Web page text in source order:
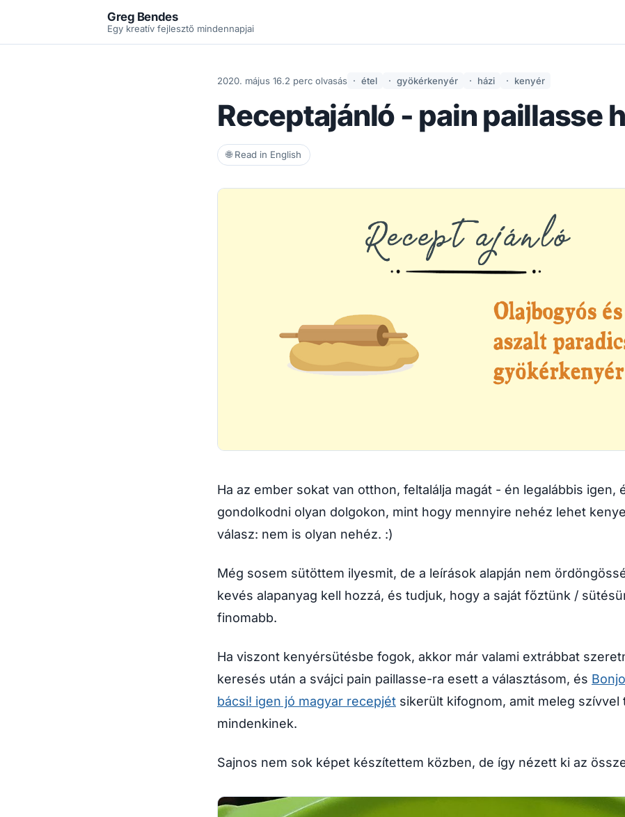
Greg Bendes
Egy kreatív fejlesztő mindennapjai
2020. május 16.2 perc olvasás étel gyökérkenyér házi kenyér
Receptajánló - pain paillasse
🌐 Read in English
Ha az ember sokat van otthon, feltalálja magát - én legalábbis igen,
gondolkodni olyan dolgokon, mint hogy mennyire nehéz lehet
válasz: nem is olyan nehéz. :)
Még sosem sütöttem ilyesmit, de a leírások alapján nem
kevés alapanyag kell hozzá, és tudjuk, hogy a saját főztünk /
finomabb.
Ha viszont kenyérsütésbe fogok, akkor már valami extrábbat
keresés után a svájci pain paillasse-ra esett a választásom, és
bácsi! igen jó magyar recepjét sikerült kifognom, amit meleg szívvel
mindenkinek.
Sajnos nem sok képet készítettem közben, de így nézett ki az